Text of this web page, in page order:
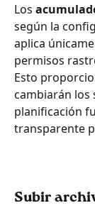
Los
según la
aplica
permisos
Esto
cambiarán los
planificación
transparente
Subir